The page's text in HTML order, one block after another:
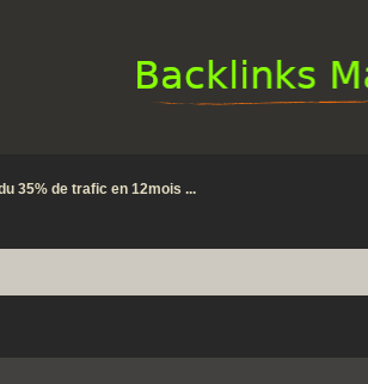
35% de trafic en 12mois ...